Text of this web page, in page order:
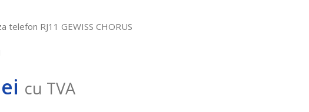
telefon RJ11 GEWISS CHORUS
cu TVA